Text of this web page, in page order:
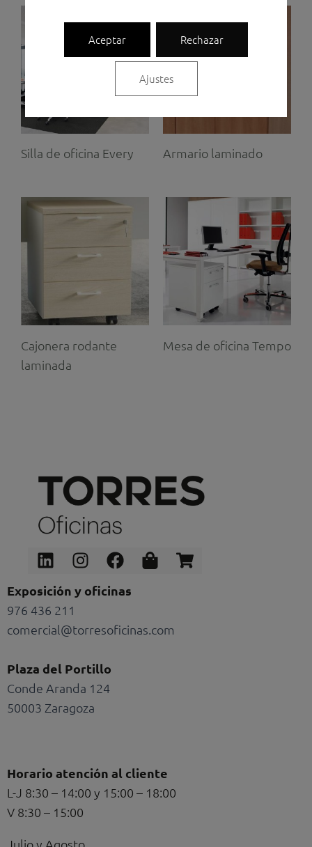
Silla de oficina Every Armario laminado
Cajonera rodante
laminada
Mesa de oficina Tempo
LinkedinInstagram
Facebook
Shopping-
bag
Shopping-
cart
Exposición y oficinas
976 436 211
comercial@torresoficinas.com
Plaza del Portillo
Conde Aranda 124
50003 Zaragoza
Horario atención al cliente
L-J 8:30 – 14:00 y 15:00 – 18:00
V 8:30 – 15:00
Aceptar Rechazar
Ajustes